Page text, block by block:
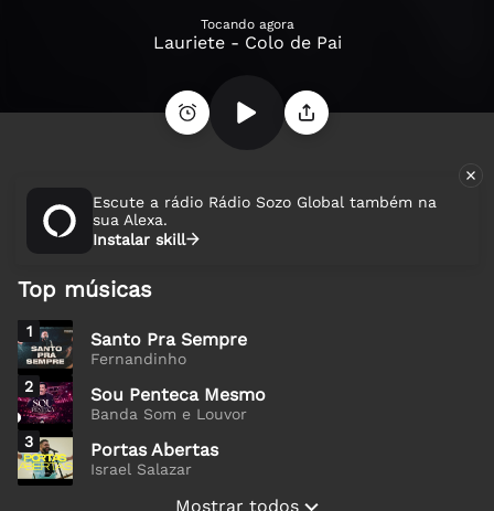
Tocando agora
Lauriete - Colo de Pai
Escute a rádio Rádio Sozo Global também na
sua Alexa.
Instalar skill
Top músicas
1 Santo Pra Sempre
Fernandinho
2
Sou Penteca Mesmo
Banda Som e Louvor
3
Portas Abertas
Israel Salazar
Mostrar todos